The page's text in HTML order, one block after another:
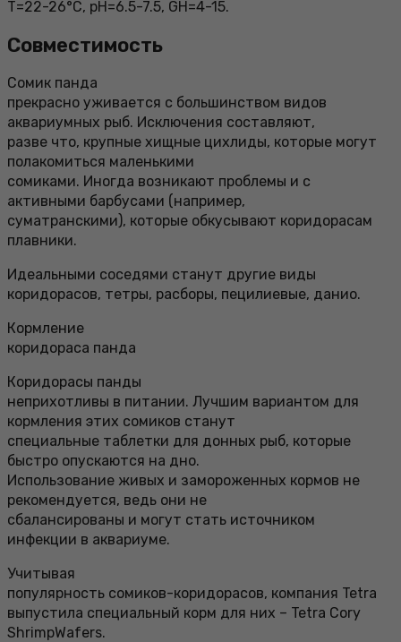
Т=22-26°С, pH=6.5-7.5, GH=4-15.
Совместимость
Сомик панда
прекрасно уживается с большинством видов
аквариумных рыб. Исключения составляют,
разве что, крупные хищные цихлиды, которые могут
полакомиться маленькими
сомиками. Иногда возникают проблемы и с
активными барбусами (например,
суматранскими), которые обкусывают коридорасам
плавники.
Идеальными соседями станут другие виды
коридорасов, тетры, расборы, пецилиевые, данио.
Кормление
коридораса панда
Коридорасы панды
неприхотливы в питании. Лучшим вариантом для
кормления этих сомиков станут
специальные таблетки для донных рыб, которые
быстро опускаются на дно.
Использование живых и замороженных кормов не
рекомендуется, ведь они не
сбалансированы и могут стать источником
инфекции в аквариуме.
Учитывая
популярность сомиков-коридорасов, компания Tetra
выпустила специальный корм для них – Tetra Cory
ShrimpWafers.